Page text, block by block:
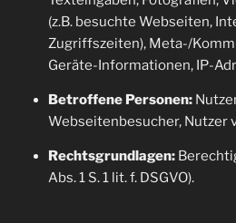
(z.B. besuchte Webseiten,
Zugriffszeiten), Meta-/
Geräte-Informationen, IP-
Betroffene Personen:
Webseitenbesucher, Nutzer
Rechtsgrundlagen:
Abs. 1 S. 1 lit. f. DSGVO).